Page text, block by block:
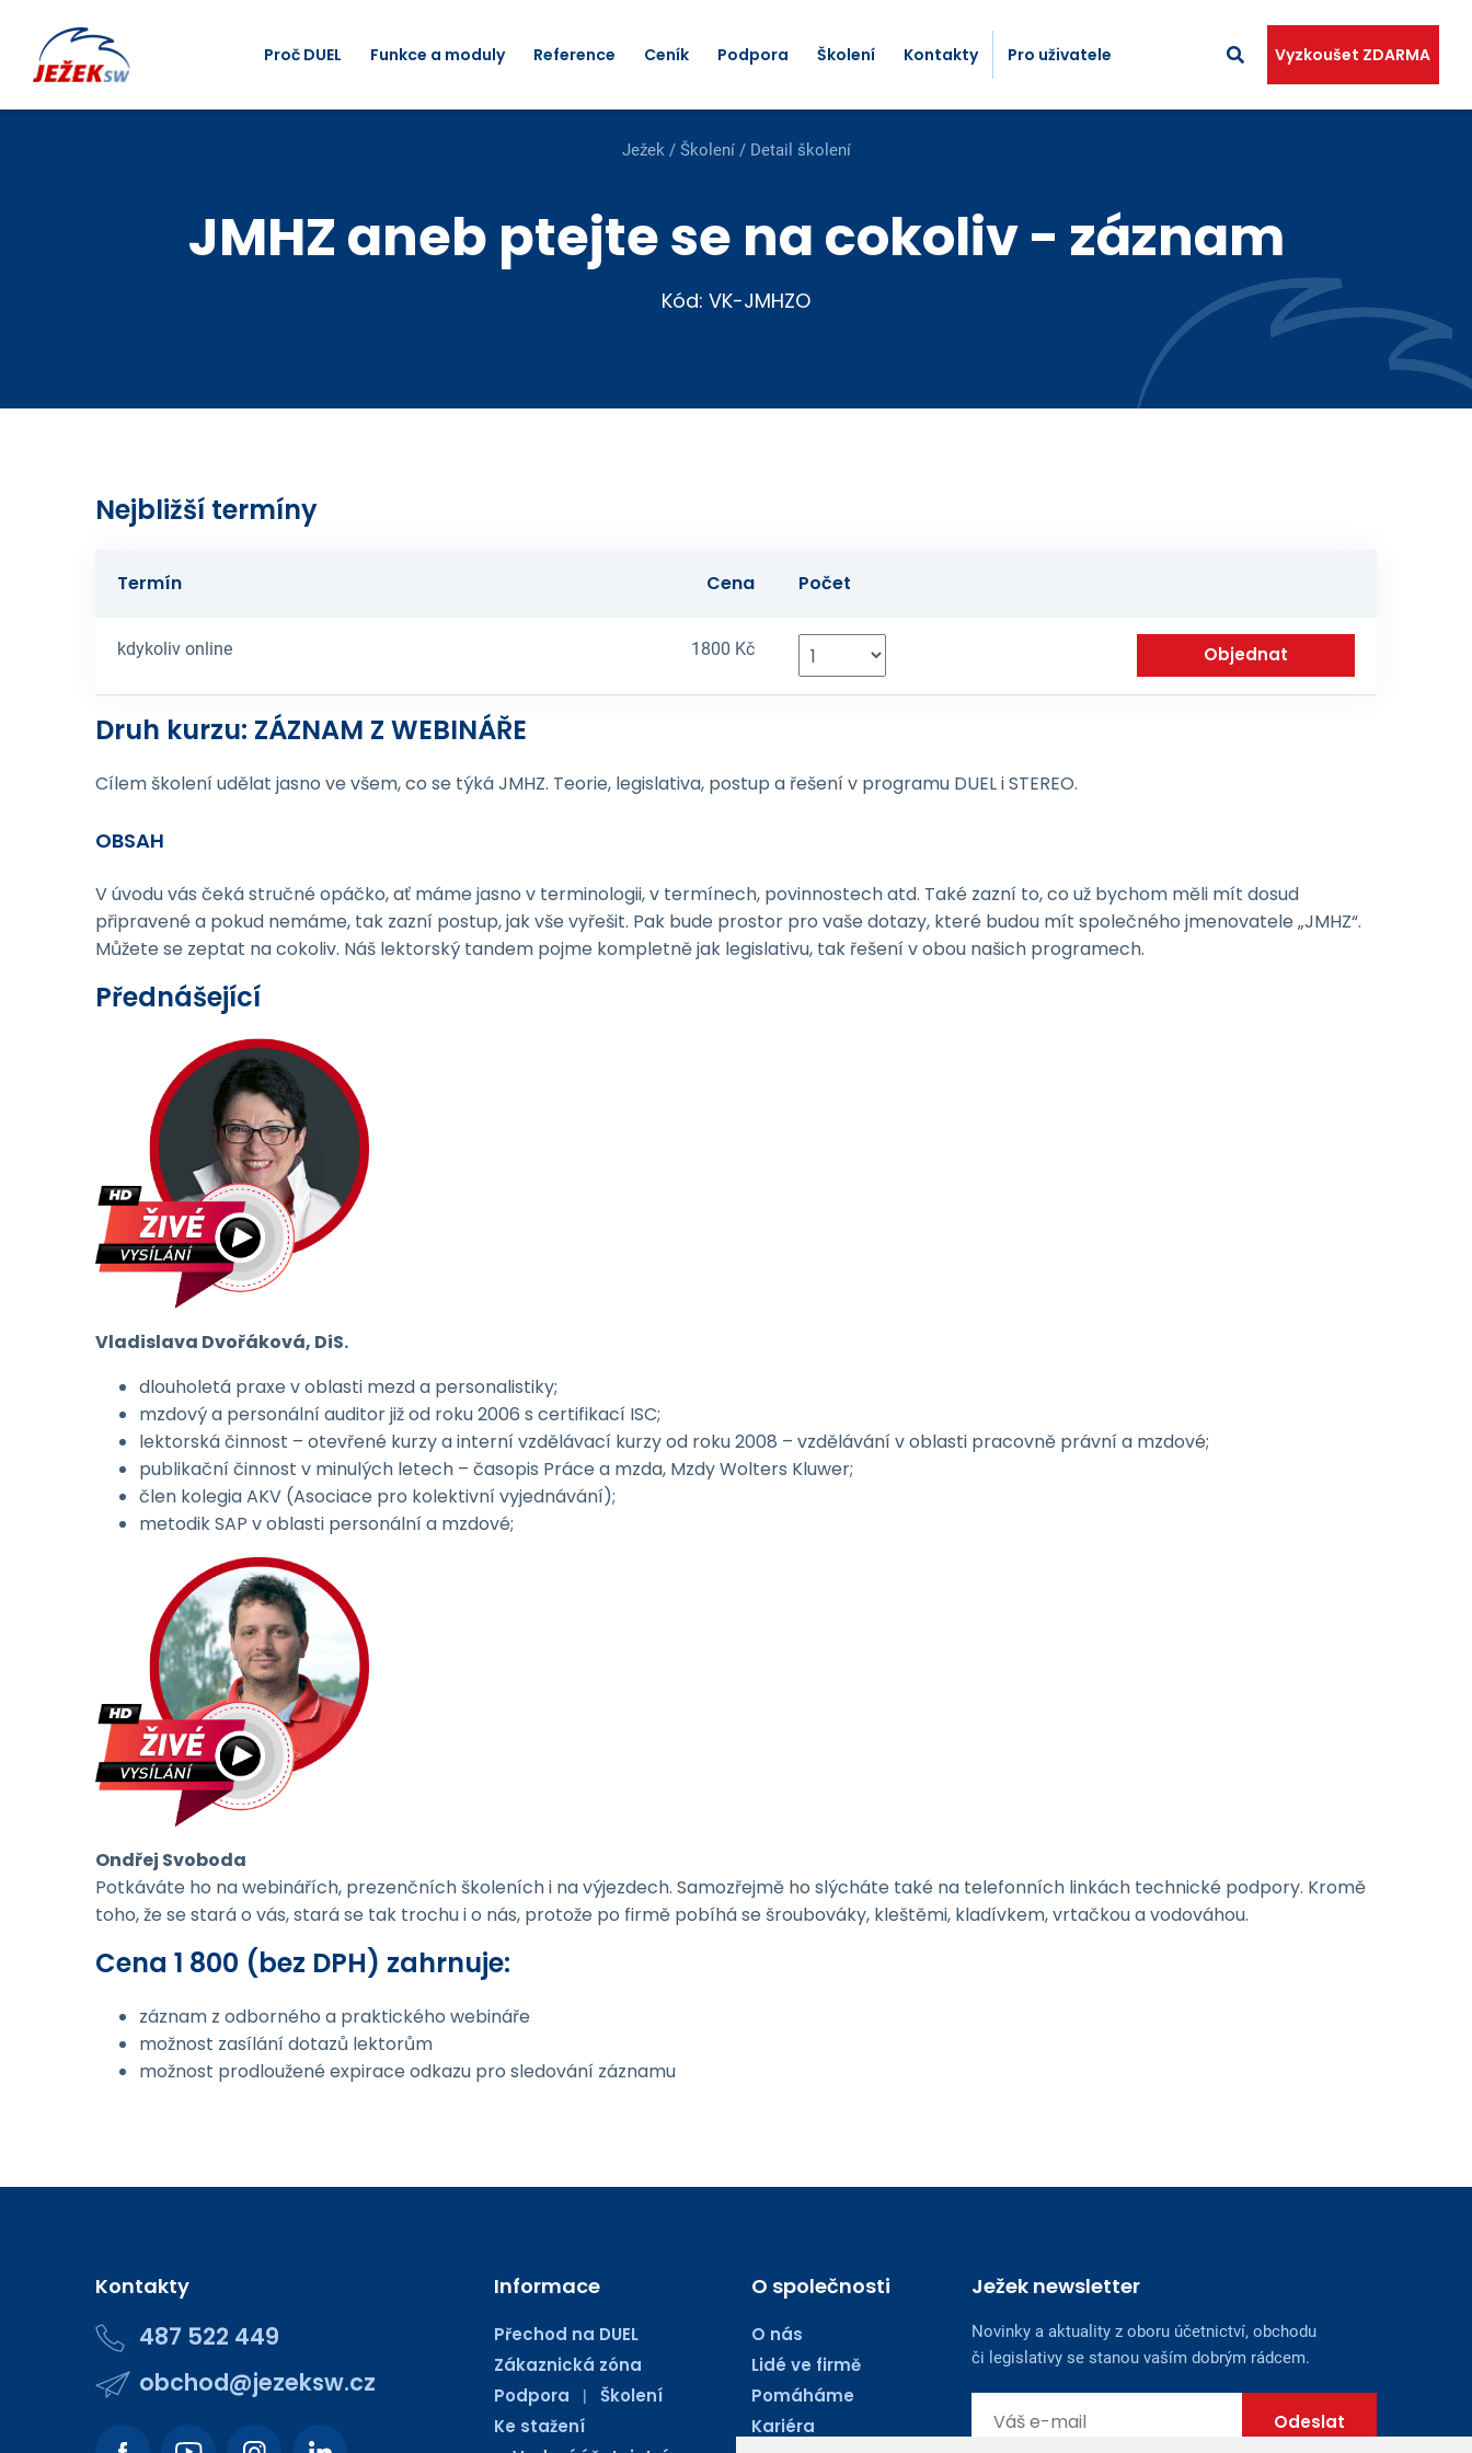
Proč DUEL Funkce a moduly Reference Ceník Podpora Školení Kontakty Pro uživatele Vyzkoušet ZDARMA
Ježek/ Školení/ Detail školení
JMHZ aneb ptejte se na cokoliv - záznam
Kód: VK-JMHZO
Nejbližší termíny
Termín Cena Počet
kdykoliv online 1800 Kč
Druh kurzu: ZÁZNAM Z WEBINÁŘE
Cílem školení udělat jasno ve všem, co se týká JMHZ. Teorie, legislativa, postup a řešení v programu DUEL i STEREO.
OBSAH
V úvodu vás čeká stručné opáčko, ať máme jasno v terminologii, v termínech, povinnostech atd. Také zazní to, co už bychom měli mít dosud
připravené a pokud nemáme, tak zazní postup, jak vše vyřešit. Pak bude prostor pro vaše dotazy, které budou mít společného jmenovatele „JMHZ“.
Můžete se zeptat na cokoliv. Náš lektorský tandem pojme kompletně jak legislativu, tak řešení v obou našich programech.
Přednášející
Vladislava Dvořáková, DiS.
dlouholetá praxe v oblasti mezd a personalistiky;
mzdový a personální auditor již od roku 2006 s certifi­kací ISC;
lektorská činnost – otevřené kurzy a interní vzdělávací kurzy od roku 2008 – vzdělávání v oblasti pracovně právní a mzdové;
publikační činnost v minulých letech – časopis Práce a mzda, Mzdy Wolters Kluwer;
člen kolegia AKV (Asociace pro kolektivní vyjednávání);
metodik SAP v oblasti personální a mzdové;
Ondřej Svoboda
Potkáváte ho na webinářích, prezenčních školeních i na výjezdech. Samozřejmě ho slýcháte také na telefonních linkách technické podpory. Kromě
toho, že se stará o vás, stará se tak trochu i o nás, protože po firmě pobíhá se šroubováky, kleštěmi, kladívkem, vrtačkou a vodováhou.
Cena 1 800 (bez DPH) zahrnuje:
záznam z odborného a praktického webináře
možnost zasílání dotazů lektorům
možnost prodloužené expirace odkazu pro sledování záznamu
Kontakty
487 522 449
obchod@jezeksw.cz
Informace
Přechod na DUEL
Zákaznická zóna
Podpora
| Školení
Ke stažení
O společnosti
O nás
Lidé ve firmě
Pomáháme
Kariéra
Ježek newsletter
Novinky a aktuality z oboru účetnictví, obchodu
či legislativy se stanou vaším dobrým rádcem.